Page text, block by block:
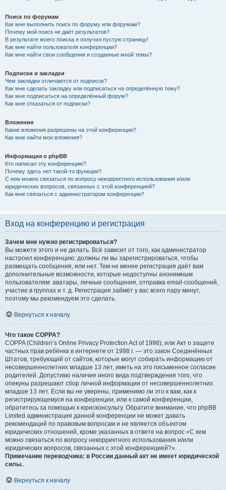
Поиск по форумам
Как мне выполнить поиск по форуму или форумам?
Почему мой поиск не даёт результатов?
В результате моего поиска я получил пустую страницу!
Как мне найти пользователя конференции?
Как мне найти свои сообщения и созданные мной темы?
Подписки и закладки
Чем закладки отличаются от подписок?
Как мне сделать закладку или подписаться на определённую тему?
Как мне подписаться на определённый форум?
Как мне отказаться от подписки?
Вложения
Какие вложения разрешены на этой конференции?
Как мне найти мои вложения?
Информация о phpBB
Кто написал эту конференцию?
Почему здесь нет такой-то функции?
С кем можно связаться по вопросу некорректного использования и/или
юридических вопросов, связанных с этой конференцией?
Как мне связаться с администратором конференции?
Вход на конференцию и регистрация
Зачем мне нужно регистрироваться?
Вы можете этого и не делать. Всё зависит от того, как администратор
настроил конференцию: должны ли вы зарегистрироваться, чтобы
размещать сообщения, или нет. Тем не менее регистрация даёт вам
дополнительные возможности, которые недоступны анонимным
пользователям: аватары, личные сообщения, отправка email-сообщений,
участие в группах и т. д. Регистрация займёт у вас всего пару минут,
поэтому мы рекомендуем это сделать.
Вернуться к началу
Что такое COPPA?
COPPA (Children’s Online Privacy Protection Act of 1998), или Акт о защите
частных прав ребёнка в интернете от 1998 г. — это закон Соединённых
Штатов, требующий от сайтов, которые могут собирать информацию от
несовершеннолетних младше 13 лет, иметь на это письменное согласие
родителей. Допустимо наличие иного вида подтверждения того, что
опекуны разрешают сбор личной информации от несовершеннолетних
младше 13 лет. Если вы не уверены, применимо ли это к вам, как к
регистрирующемуся на конференции, или к самой конференции,
обратитесь за помощью к юрисконсульту. Обратите внимание, что phpBB
Limited администрация данной конференции не может давать
рекомендаций по правовым вопросам и не является объектом
юридических отношений, кроме указанных в ответе на вопрос «С кем
можно связаться по вопросу некорректного использования и/или
юридических вопросов, связанных с этой конференцией?».
Примечание переводчика: в России данный акт не имеет юридической
силы..
Вернуться к началу